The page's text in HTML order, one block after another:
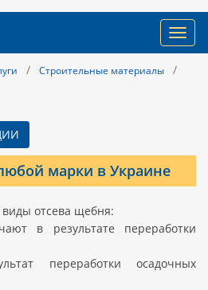
/ Строительные материалы /
марки в Украине
отсева щебня:
в результате переработки
переработки осадочных